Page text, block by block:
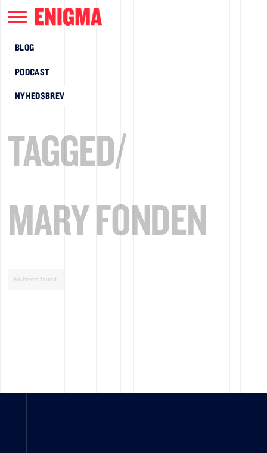
BLOG
PODCAST
NYHEDSBREV
TAGGED/
MARY FONDEN
No items found.